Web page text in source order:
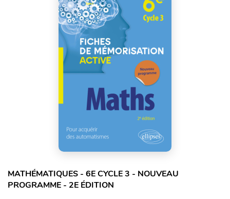
MATHÉMATIQUES - 6E CYCLE 3 - NOUVEAU
PROGRAMME - 2E ÉDITION